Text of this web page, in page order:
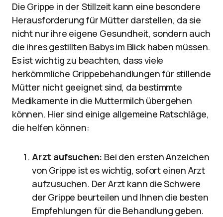
Die Grippe in der Stillzeit kann eine besondere
Herausforderung für Mütter darstellen, da sie
nicht nur ihre eigene Gesundheit, sondern auch
die ihres gestillten Babys im Blick haben müssen.
Es ist wichtig zu beachten, dass viele
herkömmliche Grippebehandlungen für stillende
Mütter nicht geeignet sind, da bestimmte
Medikamente in die Muttermilch übergehen
können. Hier sind einige allgemeine Ratschläge,
die helfen können:
Arzt aufsuchen: Bei den ersten Anzeichen
von Grippe ist es wichtig, sofort einen Arzt
aufzusuchen. Der Arzt kann die Schwere
der Grippe beurteilen und Ihnen die besten
Empfehlungen für die Behandlung geben.